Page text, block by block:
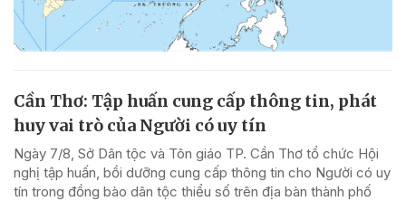
Cần Thơ: Tập huấn cung cấp thông tin, phát
huy vai trò của Người có uy tín
Ngày 7/8, Sở Dân tộc và Tôn giáo TP. Cần Thơ tổ chức Hội
nghị tập huấn, bồi dưỡng cung cấp thông tin cho Người có uy
tín trong đồng bào dân tộc thiểu số trên địa bàn thành phố